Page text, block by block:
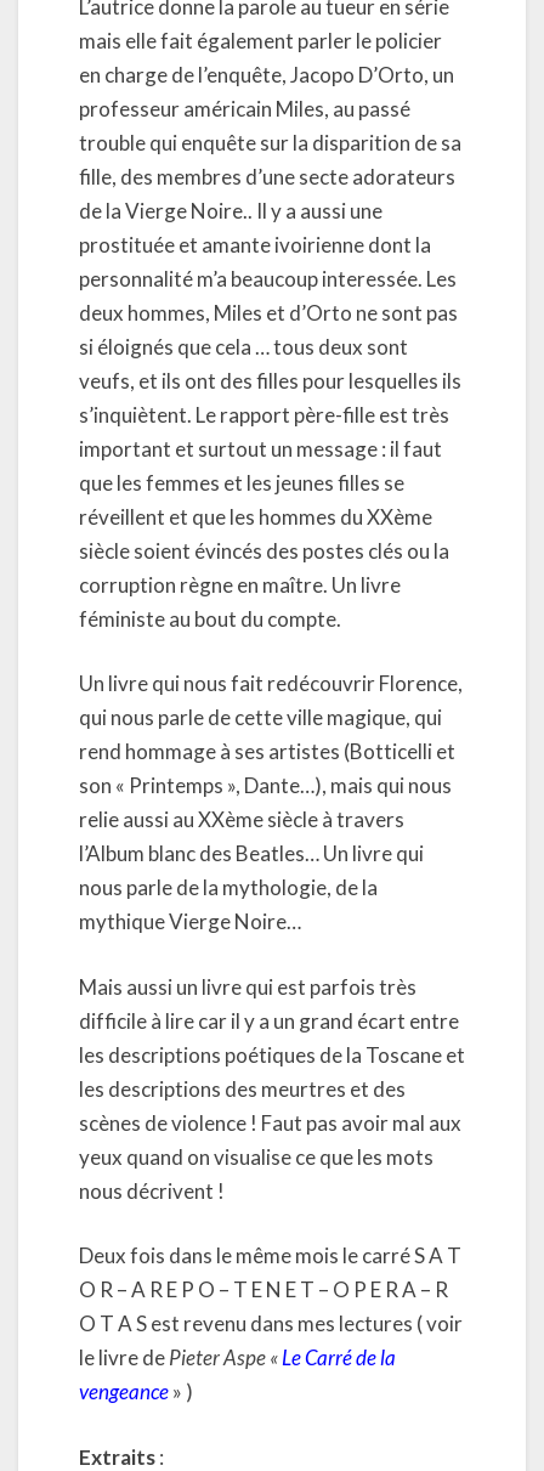
L’autrice donne la parole au tueur en série
mais elle fait également parler le policier
en charge de l’enquête, Jacopo D’Orto, un
professeur américain Miles, au passé
trouble qui enquête sur la disparition de sa
fille, des membres d’une secte adorateurs
de la Vierge Noire.. Il y a aussi une
prostituée et amante ivoirienne dont la
personnalité m’a beaucoup interessée. Les
deux hommes, Miles et d’Orto ne sont pas
si éloignés que cela … tous deux sont
veufs, et ils ont des filles pour lesquelles ils
s’inquiètent. Le rapport père-fille est très
important et surtout un message : il faut
que les femmes et les jeunes filles se
réveillent et que les hommes du XXème
siècle soient évincés des postes clés ou la
corruption règne en maître. Un livre
féministe au bout du compte.
Un livre qui nous fait redécouvrir Florence,
qui nous parle de cette ville magique, qui
rend hommage à ses artistes (Botticelli et
son « Printemps », Dante…), mais qui nous
relie aussi au XXème siècle à travers
l’Album blanc des Beatles… Un livre qui
nous parle de la mythologie, de la
mythique Vierge Noire…
Mais aussi un livre qui est parfois très
difficile à lire car il y a un grand écart entre
les descriptions poétiques de la Toscane et
les descriptions des meurtres et des
scènes de violence ! Faut pas avoir mal aux
yeux quand on visualise ce que les mots
nous décrivent !
Deux fois dans le même mois le carré S A T
O R – A R E P O – T E N E T – O P E R A – R
O T A S est revenu dans mes lectures ( voir
le livre dePieter Aspe «Le Carré de la
vengeance» )
Extraits: